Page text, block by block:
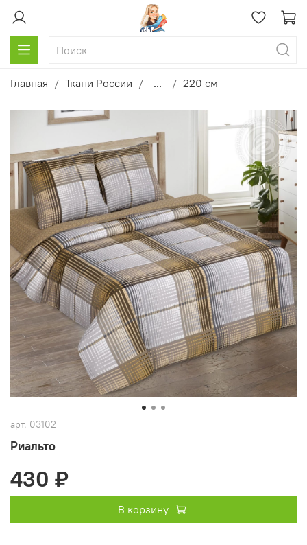
Главная Ткани России ... 220 см
арт. 03102
Риальто
430 ₽
В корзину